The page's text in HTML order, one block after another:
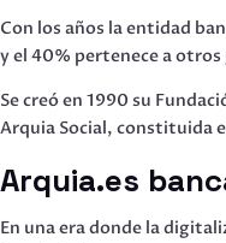
Con los años la entidad
y el 40% pertenece a
Se creó en 1990 su
Arquia Social, constituida
Arquia.es
En una era donde la